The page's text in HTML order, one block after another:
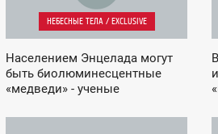
НЕБЕСНЫЕ ТЕЛА / EXCLUSIVE
Населением Энцелада могут
быть биолюминесцентные
«медведи» - ученые